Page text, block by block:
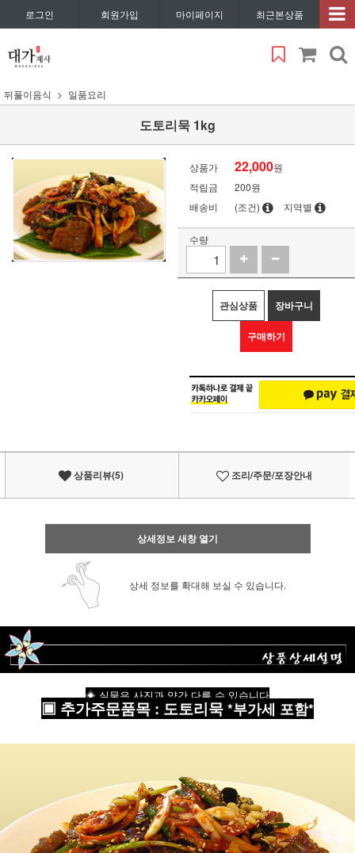
로그인 회원가입 마이페이지 최근본상품
뒤풀이음식 일품요리
도토리묵 1kg
상품가 22,000원
적립금
200원
배송비
(조건) 지역별
수량
관심상품 장바구니
구매하기
상품리뷰(5) 조리/주문/포장안내
상세정보 새창 열기
상세 정보를 확대해 보실 수 있습니다.
◈ 실물은 사진과 약간 다를 수 있습니다
▣ 추가주문품목 : 도토리묵*부가세 포함*